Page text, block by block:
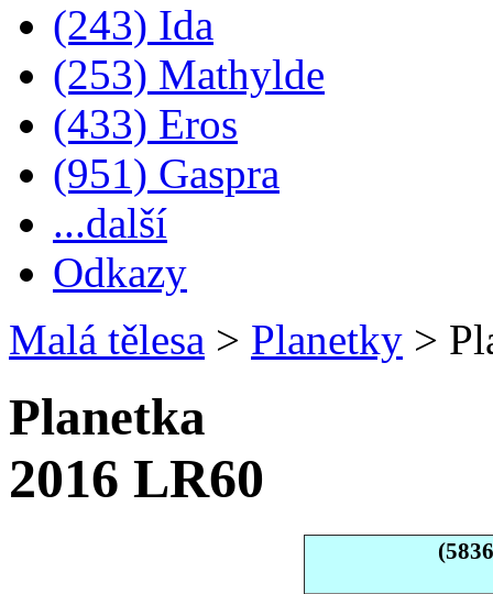
(243) Ida
(253) Mathylde
(433) Eros
(951) Gaspra
...další
Odkazy
Malá tělesa > Planetky >
Planetka
2016 LR60